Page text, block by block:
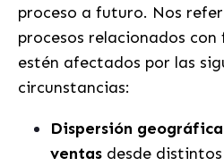
proceso a futuro. Nos
procesos relacionados
estén afectados por las
circunstancias:
Dispersión
ventas desde